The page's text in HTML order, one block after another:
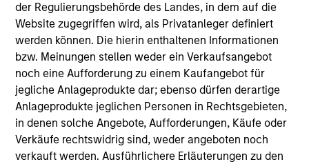
der Regulierungsbehörde des Landes, in dem auf die
Website zugegriffen wird, als Privatanleger definiert
werden können. Die hierin enthaltenen Informationen
bzw. Meinungen stellen weder ein Verkaufsangebot
noch eine Aufforderung zu einem Kaufangebot für
jegliche Anlageprodukte dar; ebenso dürfen derartige
Anlageprodukte jeglichen Personen in Rechtsgebieten,
in denen solche Angebote, Aufforderungen, Käufe oder
Verkäufe rechtswidrig sind, weder angeboten noch
verkauft werden. Ausführlichere Erläuterungen zu den
Resources
Our dedicated team offers client-focused